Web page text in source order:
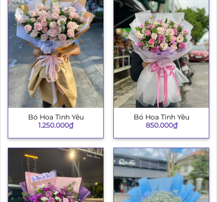
Bó Hoa Tình Yêu
1.250.000₫
Bó Hoa Tình Yêu
850.000₫